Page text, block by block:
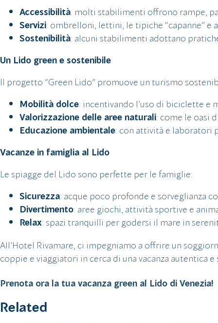
Accessibilità: molti stabilimenti offrono rampe,
Servizi: ombrelloni, lettini, le tipiche “capanne”
Sostenibilità: alcuni stabilimenti adottano
Un Lido green e sostenibile
Il progetto “Green Lido” promuove un turismo
Mobilità dolce: incentivando l’uso di biciclette e
Valorizzazione delle aree naturali: come le oasi
Educazione ambientale: con attività e laboratori
Vacanze in famiglia al Lido
Le spiagge del Lido sono perfette per le famiglie:
Sicurezza: acque poco profonde e sorveglianza
Divertimento: aree giochi, attività sportive e
Relax: spazi tranquilli per godersi il mare in
All’Hotel Rivamare, ci impegniamo a offrire un
coppie e viaggiatori in cerca di una vacanza autentica
Prenota ora la tua vacanza green al Lido di Venezia!
Related